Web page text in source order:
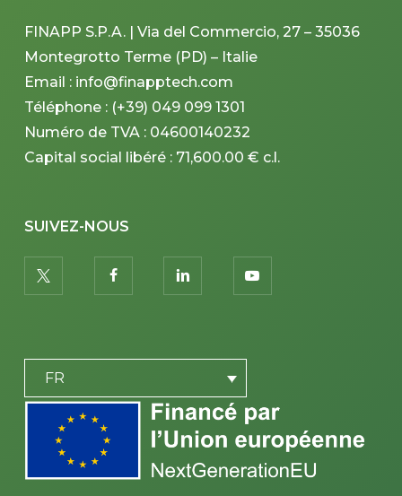
FINAPP S.P.A. | Via del Commercio, 27 – 35036
Montegrotto Terme (PD) – Italie
Email : info@finapptech.com
Téléphone : (+39) 049 099 1301
Numéro de TVA : 04600140232
Capital social libéré : 71,600.00 € c.l.
SUIVEZ-NOUS
twitter facebooklinkedin youtube
FR